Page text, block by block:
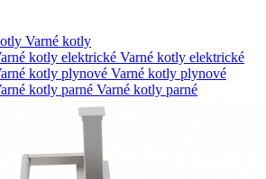
Varné kotly
Varné kotly elektrické
Varné kotly plynové
Varné kotly parné